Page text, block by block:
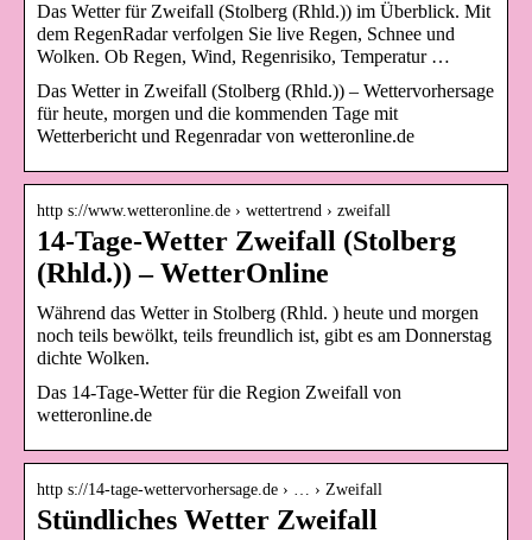
Das Wetter für Zweifall (Stolberg (Rhld.)) im Überblick. Mit
dem RegenRadar verfolgen Sie live Regen, Schnee und
Wolken. Ob Regen, Wind, Regenrisiko, Temperatur …
Das Wetter in Zweifall (Stolberg (Rhld.)) – Wettervorhersage
für heute, morgen und die kommenden Tage mit
Wetterbericht und Regenradar von wetteronline.de
http s://www.wetteronline.de › wettertrend › zweifall
14-Tage-Wetter Zweifall (Stolberg
(Rhld.)) – WetterOnline
Während das Wetter in Stolberg (Rhld. ) heute und morgen
noch teils bewölkt, teils freundlich ist, gibt es am Donnerstag
dichte Wolken.
Das 14-Tage-Wetter für die Region Zweifall von
wetteronline.de
http s://14-tage-wettervorhersage.de › … › Zweifall
Stündliches Wetter Zweifall